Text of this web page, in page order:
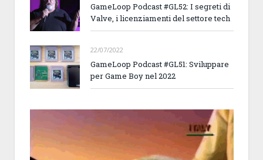
GameLoop Podcast #GL52: I segreti di
Valve, i licenziamenti del settore tech
22/07/2022
GameLoop Podcast #GL51: Sviluppare
per Game Boy nel 2022